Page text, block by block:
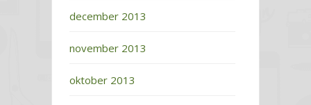
december 2013
november 2013
oktober 2013